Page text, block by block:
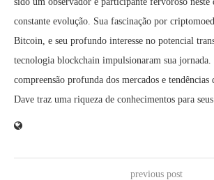
constante evolução. Sua fascinação por
Bitcoin, e seu profundo interesse no potencial
tecnologia blockchain impulsionaram sua jornada.
compreensão profunda dos mercados e tendências
Dave traz uma riqueza de conhecimentos para
previous post